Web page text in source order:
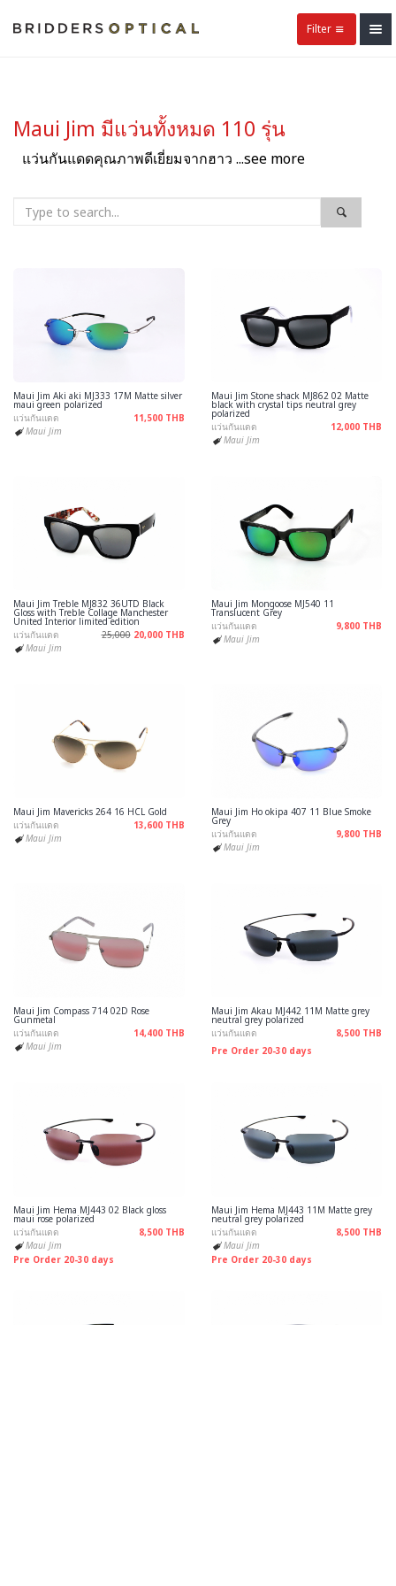
Filter
Maui Jim มีแว่นทั้งหมด 110 รุ่น
แว่นกันแดดคุณภาพดีเยี่ยมจากฮาว ...see more
Maui Jim Aki aki MJ333 17M Matte silver
maui green polarized
แว่นกันแดด
11,500 THB
Maui Jim
Maui Jim Stone shack MJ862 02 Matte
black with crystal tips neutral grey
polarized
แว่นกันแดด
12,000 THB
Maui Jim
Maui Jim Treble MJ832 36UTD Black
Gloss with Treble Collage Manchester
United Interior limited edition
แว่นกันแดด
25,000 20,000 THB
Maui Jim
Maui Jim Mongoose MJ540 11
Translucent Grey
แว่นกันแดด
9,800 THB
Maui Jim
Maui Jim Mavericks 264 16 HCL Gold
แว่นกันแดด
13,600 THB
Maui Jim
Maui Jim Ho okipa 407 11 Blue Smoke
Grey
แว่นกันแดด
9,800 THB
Maui Jim
Maui Jim Compass 714 02D Rose
Gunmetal
แว่นกันแดด
14,400 THB
Maui Jim
Maui Jim Akau MJ442 11M Matte grey
neutral grey polarized
แว่นกันแดด
8,500 THB
Pre Order 20-30 days
Maui Jim Hema MJ443 02 Black gloss
maui rose polarized
แว่นกันแดด
8,500 THB
Maui Jim
Pre Order 20-30 days
Maui Jim Hema MJ443 11M Matte grey
neutral grey polarized
แว่นกันแดด
8,500 THB
Maui Jim
Pre Order 20-30 days